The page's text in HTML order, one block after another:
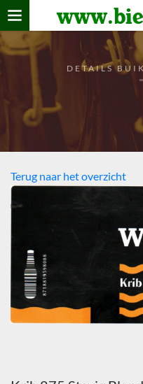
Home
verzamelen
De bierkaart
Bezoekers
DETAILS
Terug naar het overzicht